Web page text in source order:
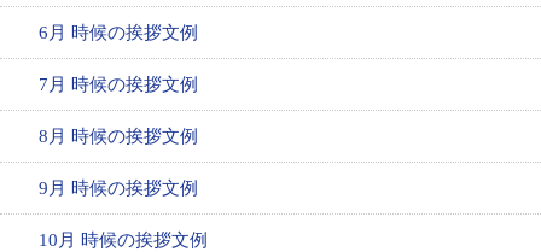
6月 時候の挨拶文例
7月 時候の挨拶文例
8月 時候の挨拶文例
9月 時候の挨拶文例
10月 時候の挨拶文例